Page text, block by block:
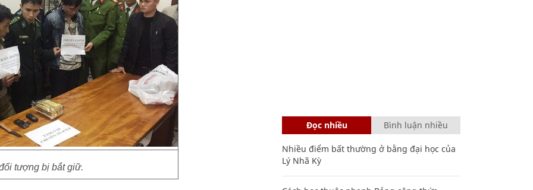
tượng bị bắt giữ.
Đọc nhiều Bình luận nhiều
Nhiều điểm bất thường ở bằng đại học của
Lý Nhã Kỳ